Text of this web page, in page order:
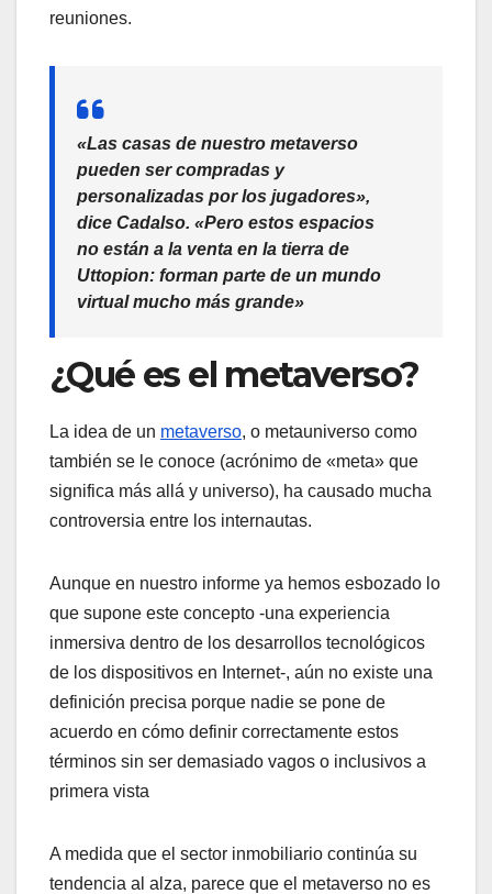
reuniones.
«Las casas de nuestro metaverso
pueden ser compradas y
personalizadas por los jugadores»,
dice Cadalso. «Pero estos espacios
no están a la venta en la tierra de
Uttopion: forman parte de un mundo
virtual mucho más grande»
¿Qué es el metaverso?
La idea de un metaverso, o metauniverso como
también se le conoce (acrónimo de «meta» que
significa más allá y universo), ha causado mucha
controversia entre los internautas.
Aunque en nuestro informe ya hemos esbozado lo
que supone este concepto -una experiencia
inmersiva dentro de los desarrollos tecnológicos
de los dispositivos en Internet-, aún no existe una
definición precisa porque nadie se pone de
acuerdo en cómo definir correctamente estos
términos sin ser demasiado vagos o inclusivos a
primera vista
A medida que el sector inmobiliario continúa su
tendencia al alza, parece que el metaverso no es